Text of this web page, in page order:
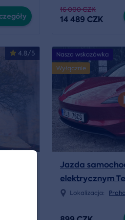
16 000 CZK
14 489 CZK
4.8/5
Nasza wskazówka
Wyłącznie
Jazda
elektrycznym
Lokalizacja: Praha